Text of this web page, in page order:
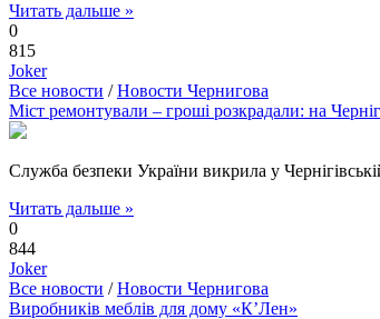
Читать дальше »
0
815
Joker
Все новости /Новости Чернигова
Міст ремонтували – гроші розкрадали: на
Служба безпеки України викрила у
Читать дальше »
0
844
Joker
Все новости /Новости Чернигова
Виробників меблів для дому «К’Лен»